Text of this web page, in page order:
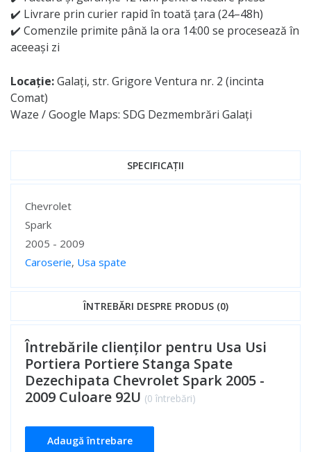
✔️ Livrare prin curier rapid în toată țara (24–48h)
✔️ Comenzile primite până la ora 14:00 se procesează în
aceeași zi
Locație:Galați, str. Grigore Ventura nr. 2 (incinta
Comat)
Waze / Google Maps: SDG Dezmembrări Galați
SPECIFICAȚII
Specificații
Chevrolet
Spark
2005 - 2009
Caroserie, Usa spate
ÎNTREBĂRI DESPRE PRODUS (0)
Întrebările clienților pentru Usa Usi
Portiera Portiere Stanga Spate
Dezechipata Chevrolet Spark 2005 -
2009 Culoare 92U (0 întrebări)
Adaugă întrebare